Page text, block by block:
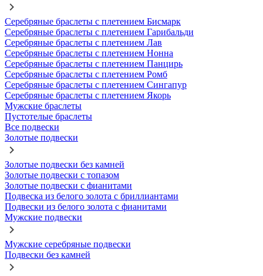
Серебряные браслеты с плетением Бисмарк
Серебряные браслеты с плетением Гарибальди
Серебряные браслеты с плетением Лав
Серебряные браслеты с плетением Нонна
Серебряные браслеты с плетением Панцирь
Серебряные браслеты с плетением Ромб
Серебряные браслеты с плетением Сингапур
Серебряные браслеты с плетением Якорь
Мужские браслеты
Пустотелые браслеты
Все подвески
Золотые подвески
Золотые подвески без камней
Золотые подвески с топазом
Золотые подвески с фианитами
Подвеска из белого золота с бриллиантами
Подвески из белого золота с фианитами
Мужские подвески
Мужские серебряные подвески
Подвески без камней